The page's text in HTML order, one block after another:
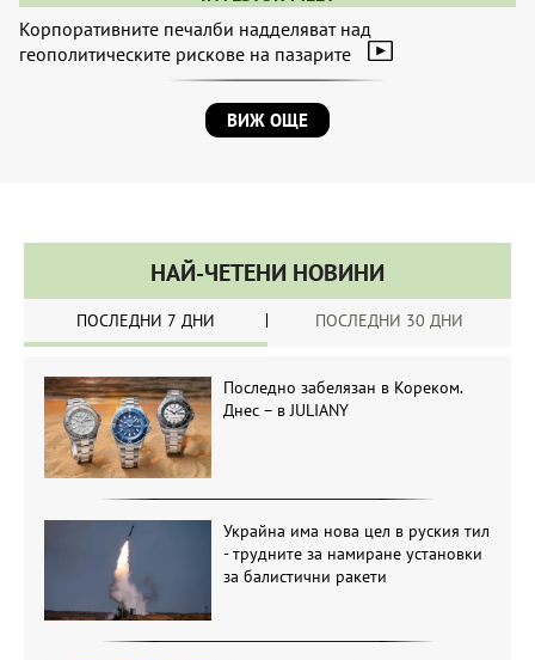
Корпоративните печалби надделяват над
геополитическите рискове на пазарите
ВИЖ ОЩЕ
НАЙ-ЧЕТЕНИ НОВИНИ
ПОСЛЕДНИ 7 ДНИ ПОСЛЕДНИ 30 ДНИ
Последно забелязан в Кореком.
Днес – в JULIANY
Украйна има нова цел в руския тил
- трудните за намиране установки
за балистични ракети